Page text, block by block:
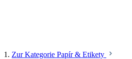
1. Zur Kategorie Papír & Etikety